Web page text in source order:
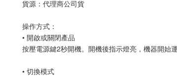
貨源：代理商公司貨
操作方式：
• 開啟或關閉產品
按壓電源鍵2秒開機。開機後指示燈亮，機器開始
• 切換模式